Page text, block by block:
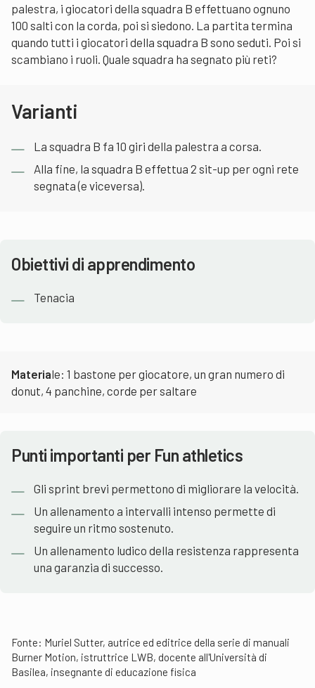
palestra, i giocatori della squadra B effettuano ognuno
100 salti con la corda, poi si siedono. La partita termina
quando tutti i giocatori della squadra B sono seduti. Poi si
scambiano i ruoli. Quale squadra ha segnato più reti?
Varianti
La squadra B fa 10 giri della palestra a corsa.
Alla fine, la squadra B effettua 2 sit-up per ogni rete
segnata (e viceversa).
Obiettivi di apprendimento
Tenacia
Materiale: 1 bastone per giocatore, un gran numero di
donut, 4 panchine, corde per saltare
Punti importanti per Fun athletics
Gli sprint brevi permettono di migliorare la velocità.
Un allenamento a intervalli intenso permette di
seguire un ritmo sostenuto.
Un allenamento ludico della resistenza rappresenta
una garanzia di successo.
Fonte: Muriel Sutter, autrice ed editrice della serie di manuali
Burner Motion, istruttrice LWB, docente all'Università di
Basilea, insegnante di educazione fisica